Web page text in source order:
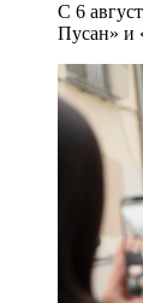
С 6
Пусан» и